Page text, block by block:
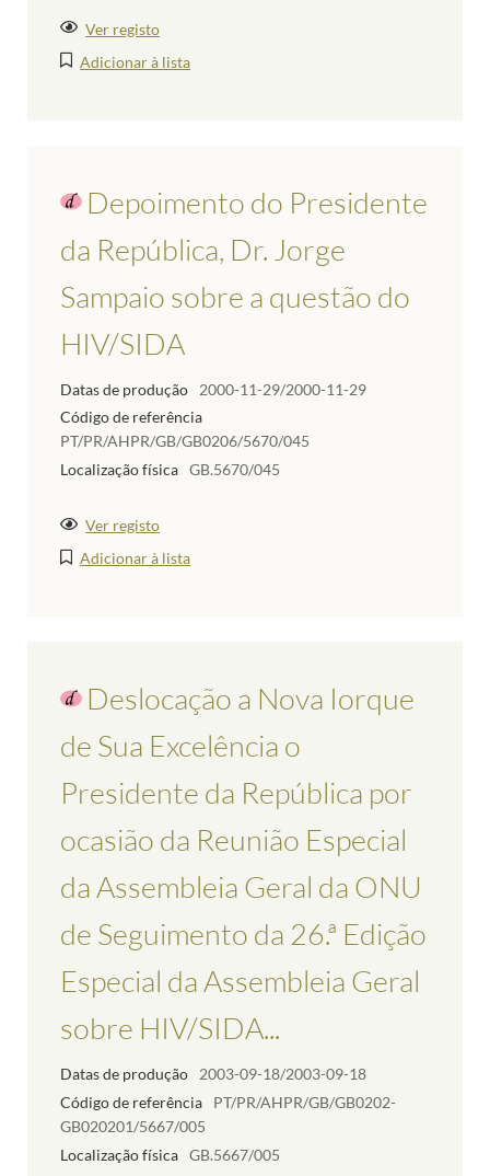
Ver registo
Adicionar à lista
Depoimento do Presidente
da República, Dr. Jorge
Sampaio sobre a questão do
HIV/SIDA
Datas de produção
2000-11-29/2000-11-29
Código de referência
PT/PR/AHPR/GB/GB0206/5670/045
Localização física GB.5670/045
Ver registo
Adicionar à lista
Deslocação a Nova Iorque
de Sua Excelência o
Presidente da República por
ocasião da Reunião Especial
da Assembleia Geral da ONU
de Seguimento da 26.ª Edição
Especial da Assembleia Geral
sobre HIV/SIDA...
Datas de produção
2003-09-18/2003-09-18
Código de referência
PT/PR/AHPR/GB/GB0202-
GB020201/5667/005
Localização física GB.5667/005